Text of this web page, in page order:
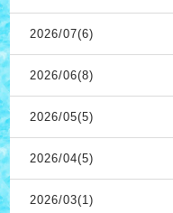
2026/07(6)
2026/06(8)
2026/05(5)
2026/04(5)
2026/03(1)